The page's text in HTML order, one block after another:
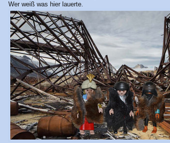
Wer weiß was hier lauerte.